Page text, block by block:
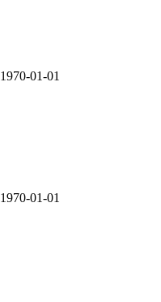
1970-01-01
1970-01-01